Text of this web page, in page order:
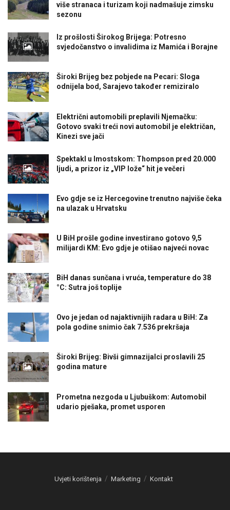
više stranaca i turizam koji nadmašuje zimsku
sezonu
Iz prošlosti Širokog Brijega: Potresno
svjedočanstvo o invalidima iz Mamića i Borajne
Široki Brijeg bez pobjede na Pecari: Sloga
odnijela bod, Sarajevo također remiziralo
Električni automobili preplavili Njemačku:
Gotovo svaki treći novi automobil je električan,
Kinezi sve jači
Spektakl u Imostskom: Thompson pred 20.000
ljudi, a prizor iz „VIP lože“ hit je večeri
Evo gdje se iz Hercegovine trenutno najviše čeka
na ulazak u Hrvatsku
U BiH prošle godine investirano gotovo 9,5
milijardi KM: Evo gdje je otišao najveći novac
BiH danas sunčana i vruća, temperature do 38
°C: Sutra još toplije
Ovo je jedan od najaktivnijih radara u BiH: Za
pola godine snimio čak 7.536 prekršaja
Široki Brijeg: Bivši gimnazijalci proslavili 25
godina mature
Prometna nezgoda u Ljubuškom: Automobil
udario pješaka, promet usporen
Uvjeti korištenja Marketing Kontakt